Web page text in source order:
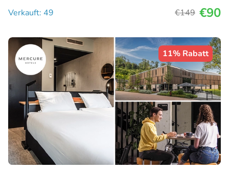
Verkauft: 49
€149 €90
11% Rabatt